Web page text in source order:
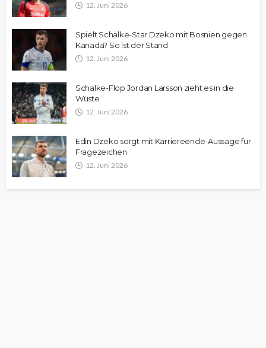
12. Juni 2026
Spielt Schalke-Star Dzeko mit Bosnien gegen
Kanada? So ist der Stand
12. Juni 2026
Schalke-Flop Jordan Larsson zieht es in die
Wüste
12. Juni 2026
Edin Dzeko sorgt mit Karriereende-Aussage für
Fragezeichen
12. Juni 2026